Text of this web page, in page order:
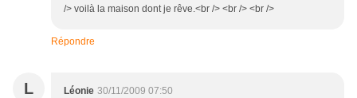
/> voilà la maison dont je rêve.<br /> <br /> <br />
Répondre
L Léonie 30/11/2009 07:50